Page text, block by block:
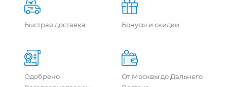
Быстрая доставка Бонусы и скидки
Одобрено
От Москвы до Дальнего